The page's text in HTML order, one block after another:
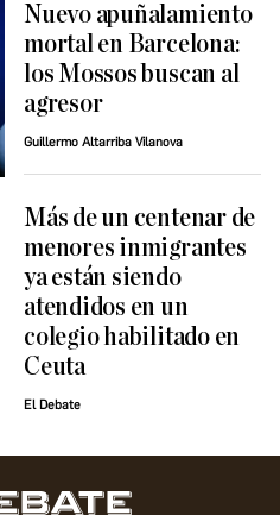
Nuevo apuñalamiento
mortal en Barcelona:
los Mossos buscan al
agresor
Guillermo Altarriba Vilanova
Más de un centenar de
menores inmigrantes
ya están siendo
atendidos en un
colegio habilitado en
Ceuta
El Debate